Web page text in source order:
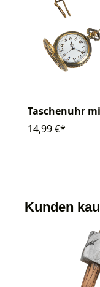
Taschenuhr
14,99 €*
Kunden